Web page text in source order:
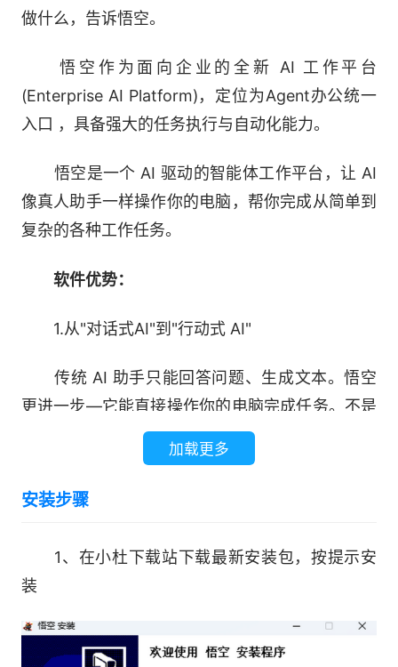
做什么，告诉悟空。
悟空作为面向企业的全新 AI 工作平台
(Enterprise AI Platform)，定位为Agent办公统一
入口 ，具备强大的任务执行与自动化能力。
悟空是一个 AI 驱动的智能体工作平台，让 AI
像真人助手一样操作你的电脑，帮你完成从简单到
复杂的各种工作任务。
软件优势：
1.从"对话式AI"到"行动式 AI"
传统 AI 助手只能回答问题、生成文本。悟空
更进一步—它能直接操作你的电脑完成任务。不是
告诉你怎么做，而是直接帮你做。
商运营、数据分析、法务财务等多个领域，并支持
用户自己添加Skill。
3.钉钉深度集成，随时随地掌控
加载更多
安装步骤
1、在小杜下载站下载最新安装包，按提示安
装